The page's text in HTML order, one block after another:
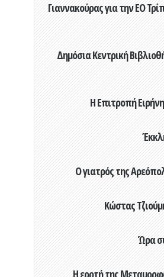
Γιαννακούρας για την EO
Δημόσια Κεντρική
Η Επιτροπή
Ο γιατρός της
Κώστας
Ώρα
Η εορτή της